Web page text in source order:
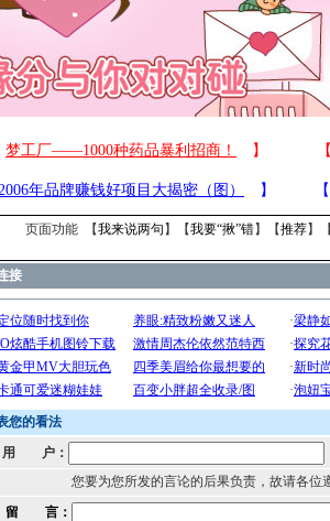
页面功能 【我来说两句 】【我要“揪”错】【推荐】
接
您的看法
用 户：
您要为您所发的言论的后果负责，故请各位
留 言：